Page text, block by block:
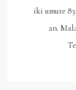
iki umure
an.